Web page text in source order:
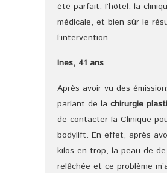
été parfait, l’hôtel, la
médicale, et bien sûr le
l’intervention.
Ines, 41 ans
Après avoir vu des
parlant de lachirurgie
de contacter la Clinique
bodylift. En effet, après
kilos en trop, la peau de de
relâchée et ce problème